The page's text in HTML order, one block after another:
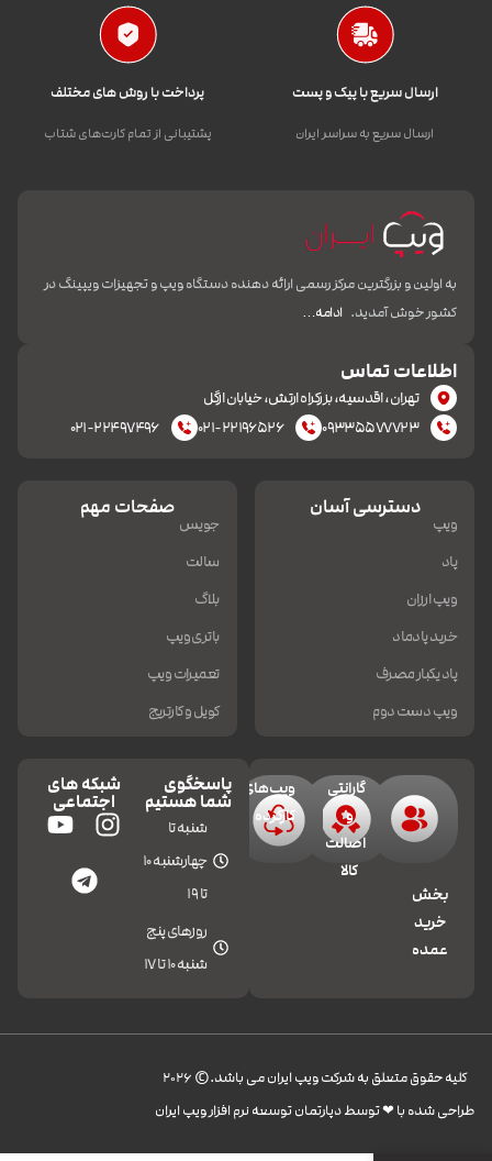
ارسال سریع با پیک و پست
ارسال سریع به سراسر ایران
پرداخت با روش های مختلف
پشتیبانی از تمام کارت‌های شتاب
به اولین و بزرگترین مرکز رسمی ارائه دهنده دستگاه ویپ و تجهیزات ویپینگ در
کشور خوش آمدید. ادامه…
اطلاعات تماس
تهران، اقدسیه، بزرکراه ارتش، خیابان ازگل
۰۹۳۳۵۵۷۷۷۲۳
۰۲۱-۲۲۱۹۶۵۲۶ ۰۲۱-۲۲۴۹۷۴۹۶
دسترسی آسان
ویپ
پاد
ویپ ارزان
خرید پادماد
پاد یکبار مصرف
ویپ دست دوم
صفحات مهم
جویس
سالت
بلاگ
باتری ویپ
تعمیرات ویپ
کویل و کارتریج
بخش
خرید
عمده
گارانتی
و
اصالت
کالا
ویپ‌های
کارکرده
پاسخگوی
شما هستیم
شنبه تا
چهارشنبه 10
تا 19
روزهای پنج
شنبه 10 تا 17
شبکه های
اجتماعی
کليه حقوق متعلق به شرکت ویپ ایران می باشد.© 2026
طراحی شده با ❤︎ توسط دپارتمان توسعه نرم افزار ویپ ایران